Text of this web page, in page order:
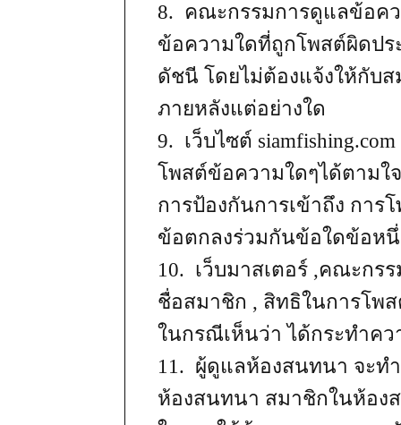
8. คณะกรรมการดูแลข้อค
ข้อความใดที่ถูกโพสต์ผิดปร
ดัชนี โดยไม่ต้องแจ้งให้กับ
ภายหลังแต่อย่างใด
9. เว็บไซต์
โพสต์ข้อความใดๆได้ตามใ
การป้องกันการเข้าถึง กา
ข้อตกลงร่วมกันข้อใดข้อห
10. เว็บมาสเตอร์ ,คณะกร
ชื่อสมาชิก , สิทธิในการโพ
ในกรณีเห็นว่า ได้กระทำค
11. ผู้ดูแลห้องสนทนา จะท
ห้องสนทนา สมาชิกในห้อ